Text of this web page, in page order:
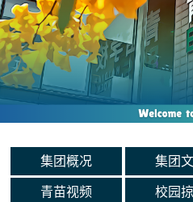
集团概况 集团
青苗视频 校园